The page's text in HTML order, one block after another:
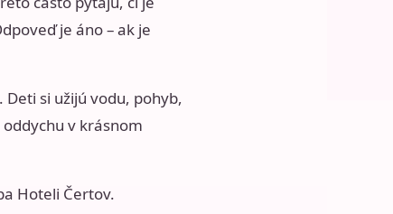
je áno – ak je
si užijú vodu, pohyb,
v krásnom
Hoteli Čertov.